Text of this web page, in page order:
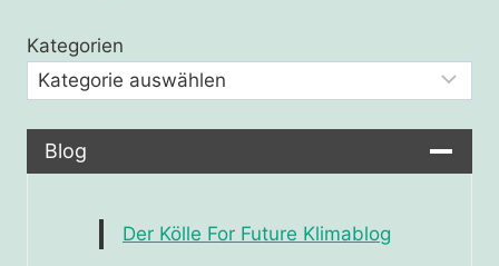
Kategorien
Blog
Der Kölle For Future Klimablog